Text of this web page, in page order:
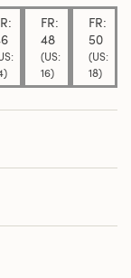
FR:
48
(US:
16)
FR:
50
(US:
18)